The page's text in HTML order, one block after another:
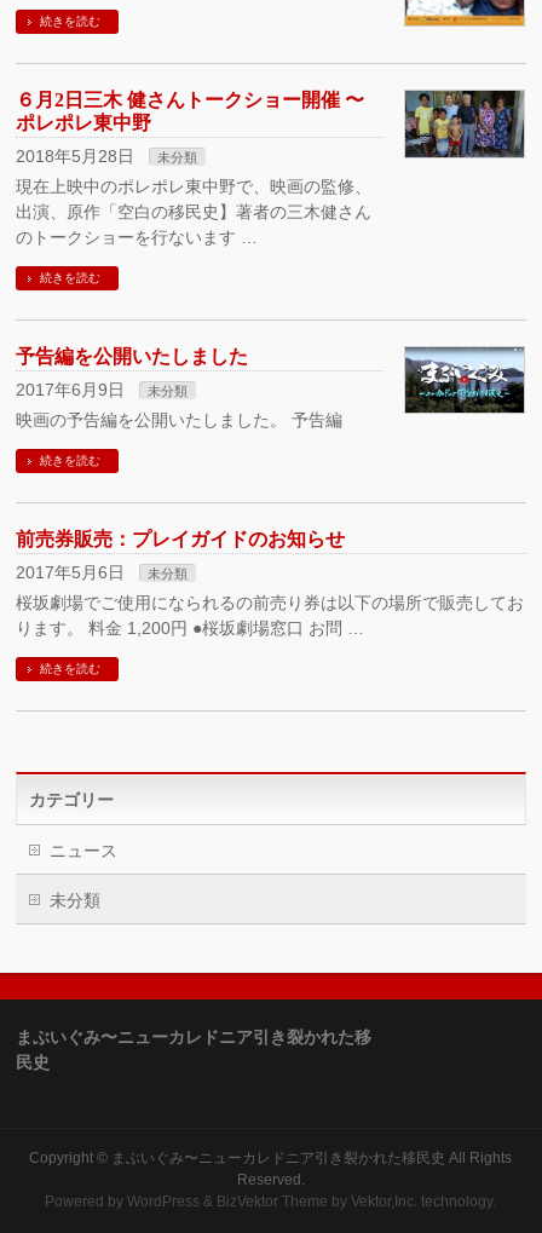
続きを読む
６月2日三木 健さんトークショー開催 〜
ポレポレ東中野
2018年5月28日 未分類
現在上映中のポレポレ東中野で、映画の監修、
出演、原作「空白の移民史】著者の三木健さん
のトークショーを行ないます …
続きを読む
予告編を公開いたしました
2017年6月9日 未分類
映画の予告編を公開いたしました。 予告編
続きを読む
前売券販売：プレイガイドのお知らせ
2017年5月6日 未分類
桜坂劇場でご使用になられるの前売り券は以下の場所で販売してお
ります。 料金 1,200円 ●桜坂劇場窓口 お問 …
続きを読む
カテゴリー
ニュース
未分類
まぶいぐみ〜ニューカレドニア引き裂かれた移
民史
Copyright © まぶいぐみ〜ニューカレドニア引き裂かれた移民史 All Rights
Reserved.
Powered byWordPress & BizVektor Theme by Vektor,Inc. technology.